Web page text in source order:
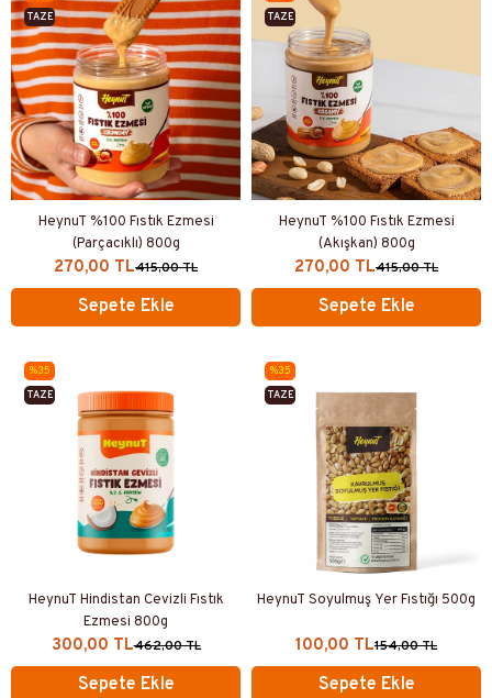
HeynuT %100 Fıstık Ezmesi
(Parçacıklı) 800g
270,00 TL415,00 TL
Sepete Ekle
TAZE
ÜRETIM
HeynuT %100 Fıstık Ezmesi
(Akışkan) 800g
270,00 TL415,00 TL
Sepete Ekle
TAZE
ÜRETIM
HeynuT Hindistan Cevizli Fıstık
Ezmesi 800g
300,00 TL462,00 TL
Sepete Ekle
%35
TAZE
HeynuT Soyulmuş Yer Fıstığı 500g
100,00 TL154,00 TL
Sepete Ekle
%35
TAZE